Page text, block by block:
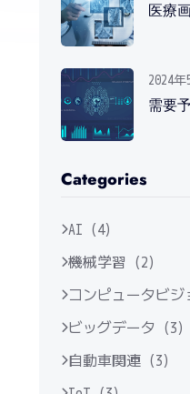
医療
2024年
需要
Categories
AI (4)
機械学習 (2)
コンピュータビ
ビッグデータ (3)
自動車関連 (3)